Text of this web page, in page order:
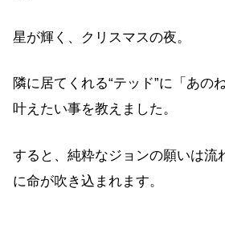
星が輝く、クリスマスの夜。
隣に居てくれる“テッド”に「あの
叶えたい事を教えました。
すると、純粋なジョンの願いは流
に命が吹き込まれます。